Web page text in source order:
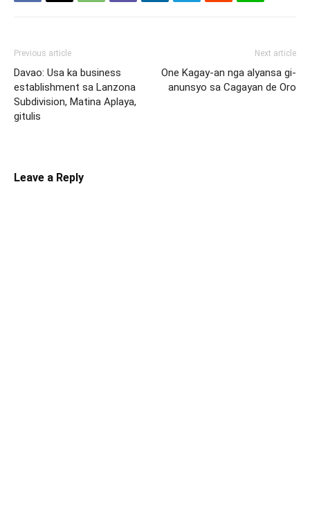
Previous article
Davao: Usa ka business
establishment sa Lanzona
Subdivision, Matina Aplaya,
gitulis
Next article
One Kagay-an nga alyansa gi-
anunsyo sa Cagayan de Oro
Leave a Reply